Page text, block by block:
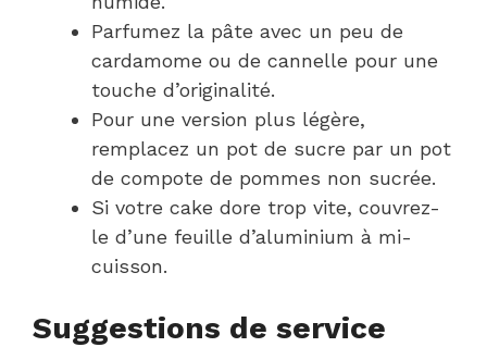
Parfumez la pâte avec un peu de
cardamome ou de cannelle pour une
touche d’originalité.
Pour une version plus légère,
remplacez un pot de sucre par un pot
de compote de pommes non sucrée.
Si votre cake dore trop vite, couvrez-
le d’une feuille d’aluminium à mi-
cuisson.
Suggestions de service